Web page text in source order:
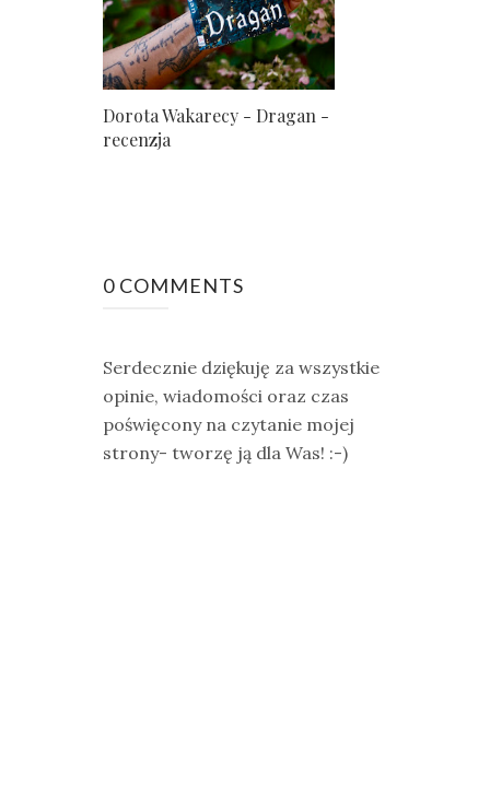
Dorota Wakarecy - Dragan -
recenzja
0 COMMENTS
Serdecznie dziękuję za wszystkie
opinie, wiadomości oraz czas
poświęcony na czytanie mojej
strony- tworzę ją dla Was! :-)